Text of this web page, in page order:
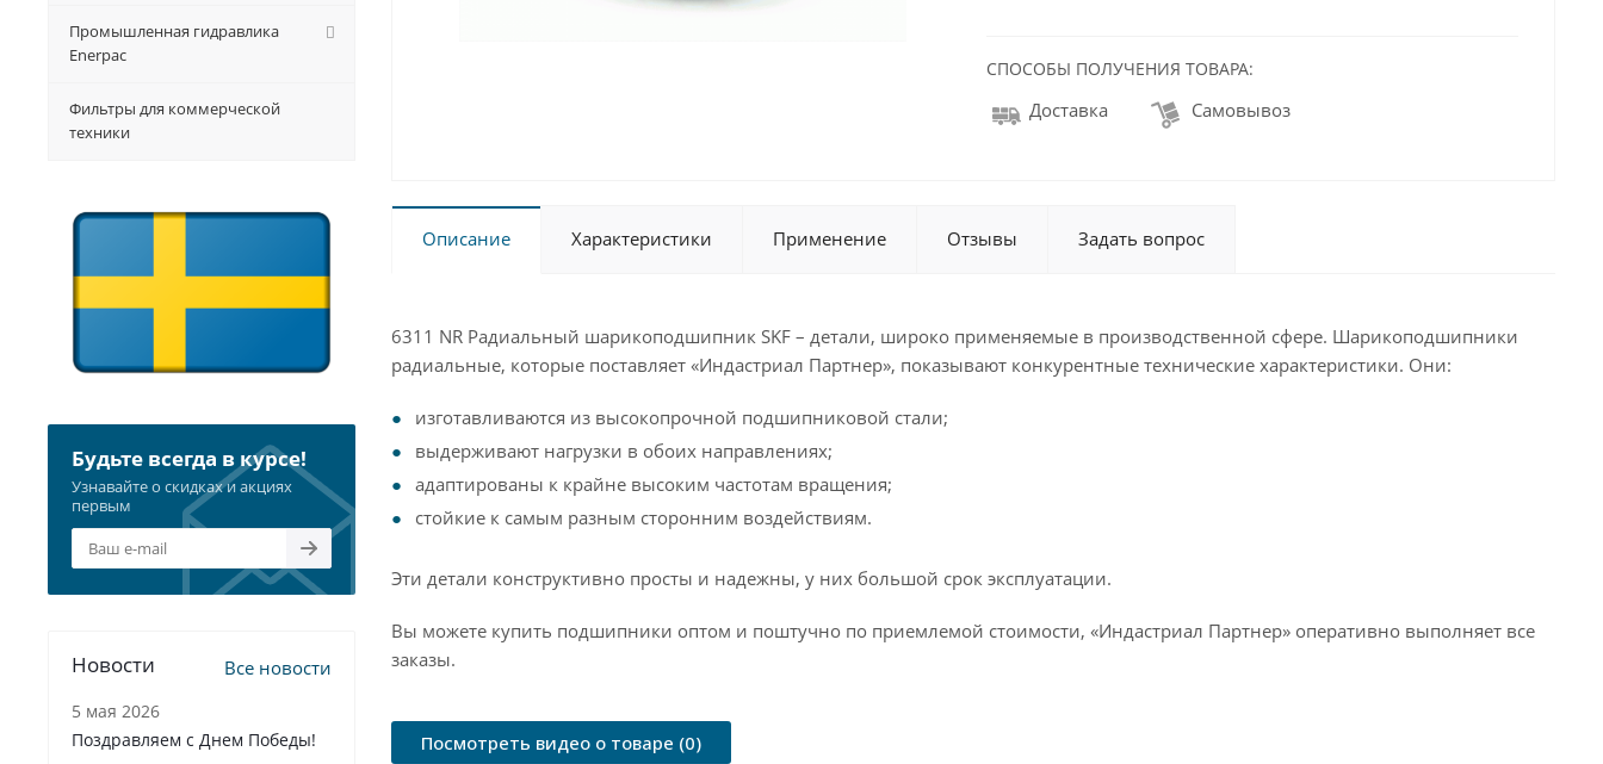
СПОСОБЫ ПОЛУЧЕНИЯ ТОВАРА:
Доставка Самовывоз
Описание Характеристики Применение Отзывы Задать вопрос
6311 NR Радиальный шарикоподшипник SKF – детали, широко применяемые в производственной сфере. Шарикоподшипники
радиальные, которые поставляет «Индастриал Партнер», показывают конкурентные технические характеристики. Они:
изготавливаются из высокопрочной подшипниковой стали;
выдерживают нагрузки в обоих направлениях;
адаптированы к крайне высоким частотам вращения;
стойкие к самым разным сторонним воздействиям.
Эти детали конструктивно просты и надежны, у них большой срок эксплуатации.
Вы можете купить подшипники оптом и поштучно по приемлемой стоимости, «Индастриал Партнер» оперативно выполняет все
заказы.
Посмотреть видео о товаре (0)
Промышленная гидравлика
Enerpac
Фильтры для коммерческой
техники
Будьте всегда в курсе!
Узнавайте о скидках и акциях
первым
Новости Все новости
5 мая 2026
Поздравляем с Днем Победы!